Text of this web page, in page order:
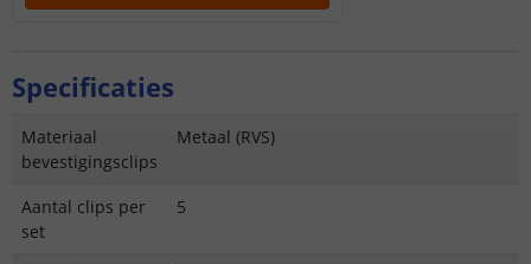
Specificaties
Materiaal
bevestigingsclips
Metaal (RVS)
Aantal clips per
set
5